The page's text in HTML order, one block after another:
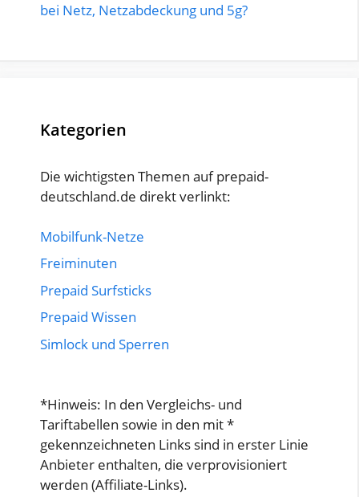
bei Netz, Netzabdeckung und 5g?
Kategorien
Die wichtigsten Themen auf prepaid-
deutschland.de direkt verlinkt:
Mobilfunk-Netze
Freiminuten
Prepaid Surfsticks
Prepaid Wissen
Simlock und Sperren
*Hinweis: In den Vergleichs- und
Tariftabellen sowie in den mit *
gekennzeichneten Links sind in erster Linie
Anbieter enthalten, die verprovisioniert
werden (Affiliate-Links).